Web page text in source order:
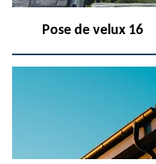
Pose de velux 16